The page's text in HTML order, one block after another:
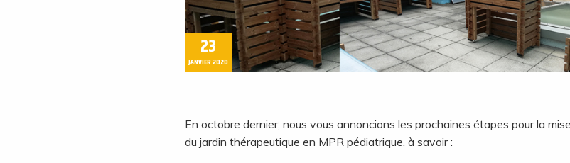
23
JANVIER 2020
En octobre dernier, nous vous annoncions les prochaines étapes pour la
du jardin thérapeutique en MPR pédiatrique, à savoir :